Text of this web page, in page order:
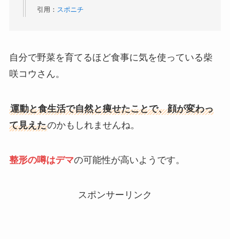
引用： スポニチ
自分で野菜を育てるほど食事に気を使っている柴
咲コウさん。
運動と食生活で自然と痩せたことで、顔が変わっ
て見えたのかもしれませんね。
整形の噂はデマの可能性が高いようです。
スポンサーリンク